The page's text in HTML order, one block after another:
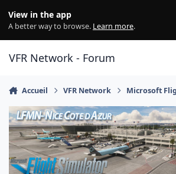
View in the app
A better way to browse. Learn more.
VFR Network - Forum
Accueil VFR Network Microsoft